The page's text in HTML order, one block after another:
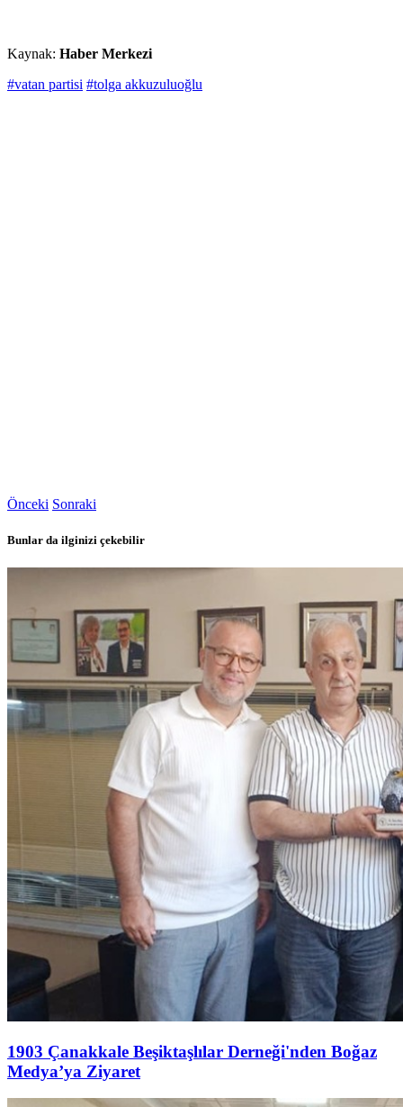
Kaynak: Haber Merkezi
#vatan partisi #tolga akkuzuluoğlu
Önceki Sonraki
Bunlar da ilginizi çekebilir
1903 Çanakkale Beşiktaşlılar Derneği'nden Boğaz
Medya’ya Ziyaret